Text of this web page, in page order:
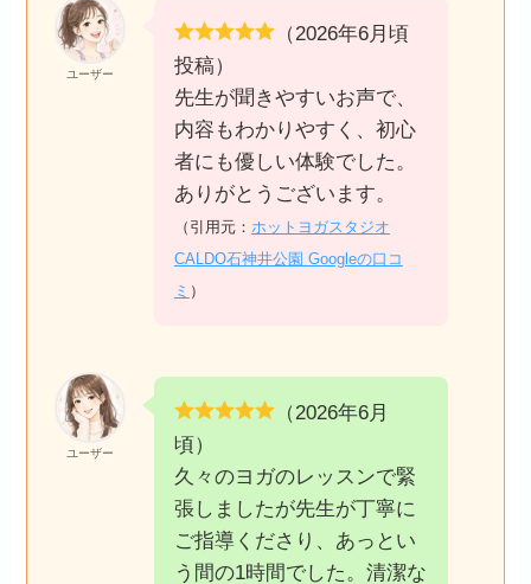
ユーザー
（2026年6月頃
投稿）
先生が聞きやすいお声で、
内容もわかりやすく、初心
者にも優しい体験でした。
ありがとうございます。
（引用元： ホットヨガスタジオ
CALDO石神井公園 Googleの口コ
ミ ）
ユーザー
（2026年6月
頃）
久々のヨガのレッスンで緊
張しましたが先生が丁寧に
ご指導くださり、あっとい
う間の1時間でした。清潔な